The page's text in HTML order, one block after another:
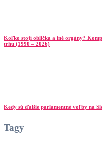
Koľko stojí oblička a iné orgány?
trhu (1990 – 2026)
Kedy sú ďalšie parlamentné voľby na
Tagy